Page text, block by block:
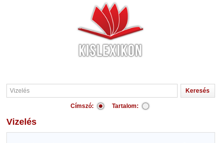
Címszó: Tartalom:
Vizelés